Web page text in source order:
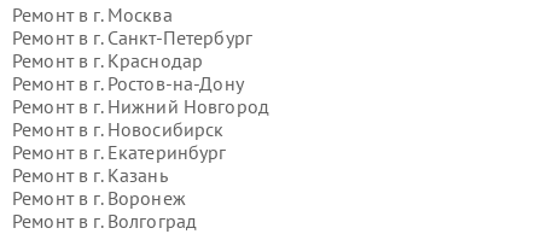
Ремонт в г. Москва
Ремонт в г. Санкт-Петербург
Ремонт в г. Краснодар
Ремонт в г. Ростов-на-Дону
Ремонт в г. Нижний Новгород
Ремонт в г. Новосибирск
Ремонт в г. Екатеринбург
Ремонт в г. Казань
Ремонт в г. Воронеж
Ремонт в г. Волгоград